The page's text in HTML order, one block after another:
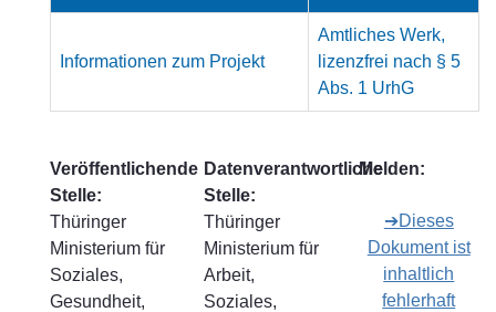
Informationen zum Projekt
Amtliches Werk,
lizenzfrei nach § 5
Abs. 1 UrhG
Veröffentlichende
Stelle:
Thüringer
Ministerium für
Soziales,
Gesundheit,
Datenverantwortliche
Stelle:
Thüringer
Ministerium für
Arbeit,
Soziales,
Melden:
➔Dieses
Dokument ist
inhaltlich
fehlerhaft